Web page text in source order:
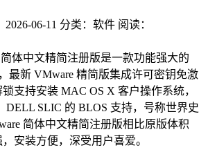
2026-06-11 分类：软件 阅读：
简体中文精简注册版是一款功能强大的
最新 VMware 精简版集成许可密钥免激
支持安装 MAC OS X 客户操作系统，
DELL SLIC 的 BLOS 支持，号称世界史
简体中文精简注册版相比原版体积
安装方便，深受用户喜爱。